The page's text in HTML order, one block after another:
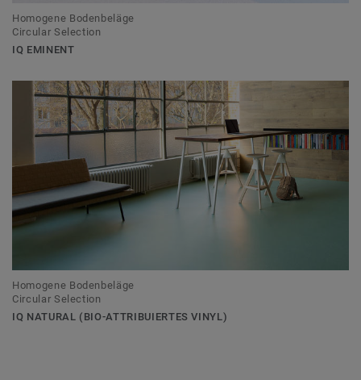
Homogene Bodenbeläge
Circular Selection
IQ EMINENT
Homogene Bodenbeläge
Circular Selection
IQ NATURAL (BIO-ATTRIBUIERTES VINYL)